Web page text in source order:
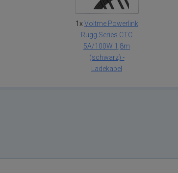
1x Voltme Powerlink
Rugg Series CTC
5A/100W 1,8m
(schwarz) -
Ladekabel